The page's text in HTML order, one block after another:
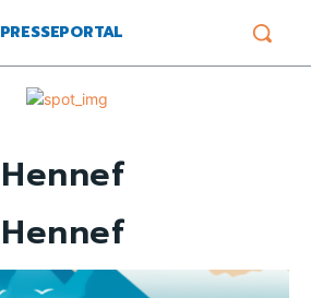
PRESSEPORTAL
Hennef
Hennef